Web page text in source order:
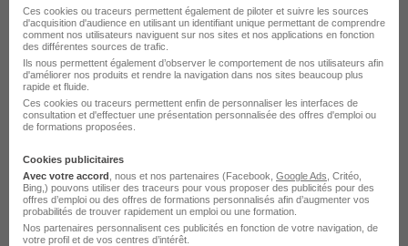
Secretaire Commercial Automobile H/F
Publié le 3 août 2026
Je postule
Ces cookies ou traceurs permettent également de piloter et suivre les sources
d'acquisition d'audience en utilisant un identifiant unique permettant de comprendre
comment nos utilisateurs naviguent sur nos sites et nos applications en fonction
des différentes sources de trafic.
Ils nous permettent également d’observer le comportement de nos utilisateurs afin
d'améliorer nos produits et rendre la navigation dans nos sites beaucoup plus
rapide et fluide.
Ces cookies ou traceurs permettent enfin de personnaliser les interfaces de
consultation et d'effectuer une présentation personnalisée des offres d'emploi ou
de formations proposées.
Cookies publicitaires
Avec votre accord , nous et nos partenaires (Facebook, Google Ads , Critéo,
Bing,) pouvons utiliser des traceurs pour vous proposer des publicités pour des
offres d’emploi ou des offres de formations personnalisés afin d’augmenter vos
probabilités de trouver rapidement un emploi ou une formation.
Nos partenaires personnalisent ces publicités en fonction de votre navigation, de
votre profil et de vos centres d’intérêt.